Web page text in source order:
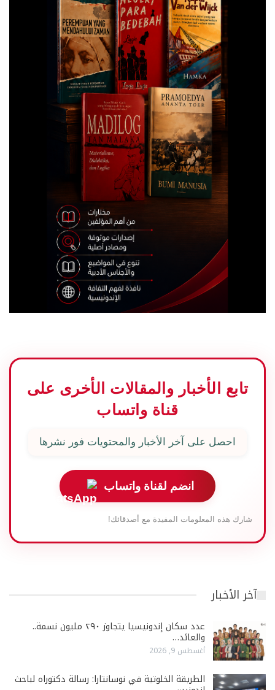
تابع الأخبار والمقالات الأخرى على
قناة واتساب
احصل على آخر الأخبار والمحتويات فور نشرها
انضم لقناة واتساب
شارك هذه المعلومات المفيدة مع أصدقائك!
آخر الأخبار
عدد سكان إندونيسيا يتجاوز ٢٩٠ مليون نسمة..
والعائد…
أغسطس 9, 2026
الطريقة الخلوتية في نوسانتارا: رسالة دكتوراه لباحث